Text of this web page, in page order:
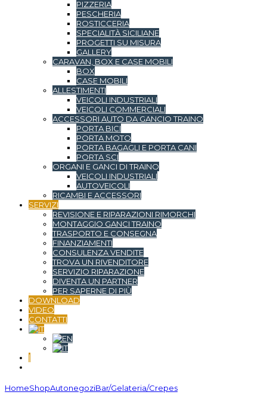
PIZZERIA
PESCHERIA
ROSTICCERIA
SPECIALITÀ SICILIANE
PROGETTI SU MISURA
GALLERY
CARAVAN, BOX E CASE MOBILI
BOX
CASE MOBILI
ALLESTIMENTI
VEICOLI INDUSTRIALI
VEICOLI COMMERCIALI
ACCESSORI AUTO DA GANCIO TRAINO
PORTA BICI
PORTA MOTO
PORTA BAGAGLI E PORTA CANI
PORTA SCI
ORGANI E GANCI DI TRAINO
VEICOLI INDUSTRIALI
AUTOVEICOLI
RICAMBI E ACCESSORI
SERVIZI
REVISIONE E RIPARAZIONI RIMORCHI
MONTAGGIO GANCI TRAINO
TRASPORTO E CONSEGNA
FINANZIAMENTI
CONSULENZA VENDITE
TROVA UN RIVENDITORE
SERVIZIO RIPARAZIONE
DIVENTA UN PARTNER
PER SAPERNE DI PIÙ
DOWNLOAD
VIDEO
CONTATTI
|
HomeShopAutonegoziBar/Gelateria/Crepes